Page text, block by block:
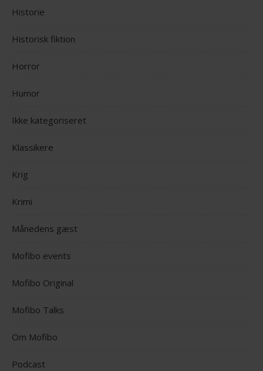
Historie
Historisk fiktion
Horror
Humor
Ikke kategoriseret
Klassikere
Krig
Krimi
Månedens gæst
Mofibo events
Mofibo Original
Mofibo Talks
Om Mofibo
Podcast